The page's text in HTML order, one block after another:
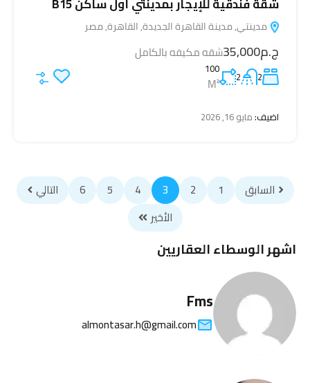
مدينتي, مدينة القاهرة الجديدة, القاهرة, مصر
ج.م35,000 شقه مكيفه بالكامل
2
2
100
M²
اضيف:مايو 16, 2026
السابق 1
2
3
4
5
6
التالي
الأخير
اشهر الوسطاء العقاريين
Fms
almontasar.h@gmail.com